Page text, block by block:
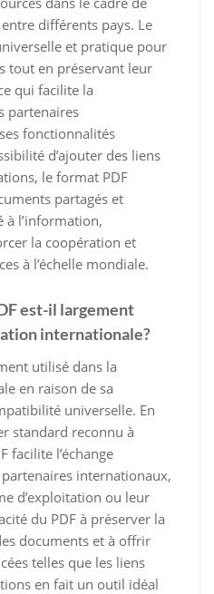
différents pays. Le
et pratique pour
tout en préservant leur
qui facilite la
partenaires
fonctionnalités
d’ajouter des liens
le format PDF
partagés et
à l’information,
la coopération et
à l’échelle mondiale.
est-il largement
internationale?
utilisé dans la
en raison de sa
universelle. En
standard reconnu à
facilite l’échange
internationaux,
d’exploitation ou leur
du PDF à préserver la
documents et à offrir
telles que les liens
en fait un outil idéal